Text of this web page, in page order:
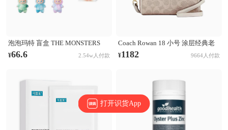
泡泡玛特 盲盒 THE MONSTERS
LABUBU第三代3.0 前方高能系列
¥66.6 2.54w人付款
Coach Rowan 18 小号 涂层经典老
花印花拉链开合PVC拼皮单肩斜挎
¥1182 9664人付款
打开识货App